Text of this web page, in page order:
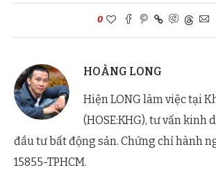
0
HOÀNG LONG
Hiện LONG làm việc tại
(HOSE:KHG), tư vấn kinh
đầu tư bất động sản. Chứng chỉ hành
15855-TPHCM.